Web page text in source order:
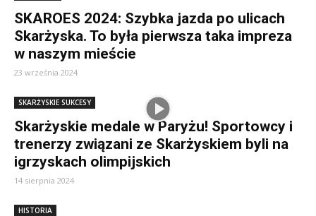
SKAROES 2024: Szybka jazda po ulicach
Skarżyska. To była pierwsza taka impreza
w naszym mieście
23 września 2024
SKARŻYSKIE SUKCESY
Skarżyskie medale w Paryżu! Sportowcy i
trenerzy związani ze Skarżyskiem byli na
igrzyskach olimpijskich
14 sierpnia 2024
HISTORIA